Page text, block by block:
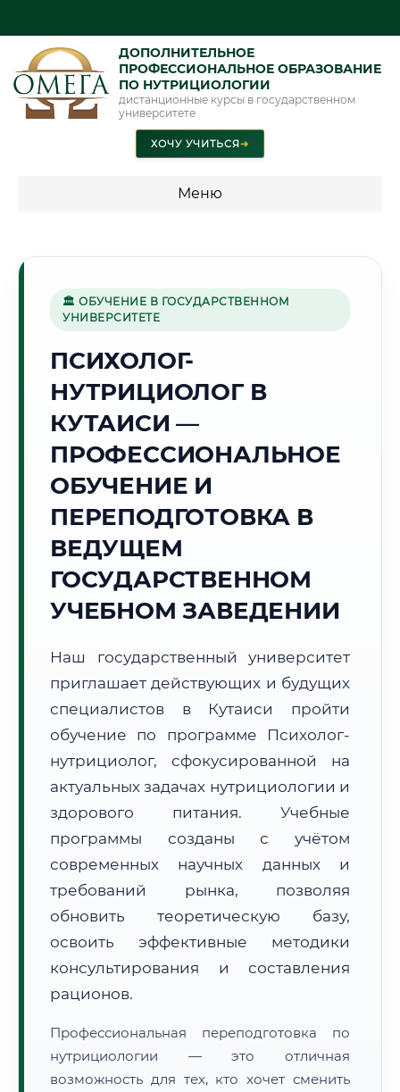
ДОПОЛНИТЕЛЬНОЕ
ПРОФЕССИОНАЛЬНОЕ ОБРАЗОВАНИЕ
ПО НУТРИЦИОЛОГИИ
дистанционные курсы в государственном
университете
ХОЧУ УЧИТЬСЯ➜
Меню
🏛️
Г. КУТАИСИ
Точное местное время:
09:12:06
2026 г.
Погода в г. Кутаиси:🌤️ +27°C Преимущественно ясно
🌅 Восход: 06:08
📍 Региональная справка г. Кутаиси
Почтовые индексы:
4600–4610
Часовой пояс:
UTC+4
Формат учебы:
Дистанционно
🗺️ Зона обслуживания: г. Кутаиси
• Маршрут транзита:
~3 221 км
• Экспресс-доставка СДЭК / Почтой:5–7 рабочих дней
📜 Документы и аккредитация
🔍Нажмите на документ для увеличения и просмотра
🏛 ОБУЧЕНИЕ В ГОСУДАРСТВЕННОМ
УНИВЕРСИТЕТЕ
ПСИХОЛОГ-
НУТРИЦИОЛОГ В
КУТАИСИ —
ПРОФЕССИОНАЛЬНОЕ
ОБУЧЕНИЕ И
ПЕРЕПОДГОТОВКА В
ВЕДУЩЕМ
ГОСУДАРСТВЕННОМ
УЧЕБНОМ ЗАВЕДЕНИИ
Наш государственный университет
приглашает действующих и будущих
специалистов в Кутаиси пройти
обучение по программе Психолог-
нутрициолог, сфокусированной на
актуальных задачах нутрициологии и
здорового питания. Учебные
программы созданы с учётом
современных научных данных и
требований рынка, позволяя
обновить теоретическую базу,
освоить эффективные методики
консультирования и составления
рационов.
Профессиональная переподготовка по
нутрициологии — это отличная
возможность для тех, кто хочет сменить